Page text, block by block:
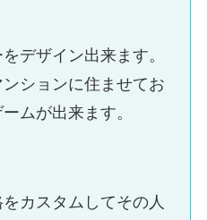
デザイン出来ます。
ションに住ませてお
ムが出来ます。
カスタムしてその人